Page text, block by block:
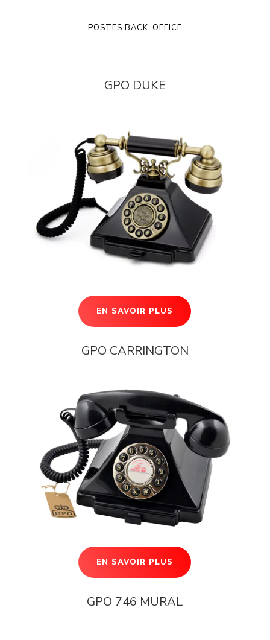
POSTES BACK-OFFICE
GPO DUKE
EN SAVOIR PLUS
GPO CARRINGTON
EN SAVOIR PLUS
GPO 746 MURAL